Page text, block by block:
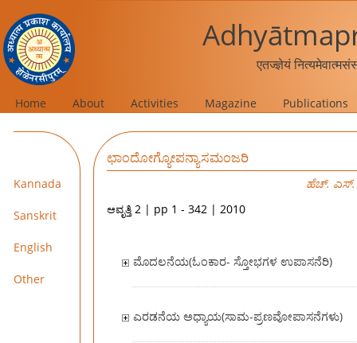
एतज्ज्ञेयं
Home About Activities Magazine Publications
Kannada
Sanskrit
English
Other
ಛಾಂದೋಗ್ಯೋಪನ್ಯಾಸಮಂಜರಿ
ಹೆಚ್. ಎಸ್.
ಆವೃತ್ತಿ 2 | pp 1 - 342 | 2010
ಮೊದಲನೆಯ(ಓಂಕಾರ- ಸ್ತೋಭಗಳ ಉಪಾಸನೆರಿ)
ಎರಡನೆಯ ಅಧ್ಯಾಯ(ಸಾಮ-ಪ್ರಣವೋಪಾಸನೆಗಳು)